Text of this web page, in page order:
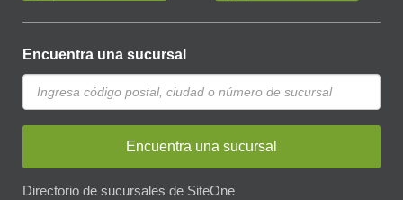
Encuentra una sucursal
Encuentra una sucursal
Directorio de sucursales de SiteOne